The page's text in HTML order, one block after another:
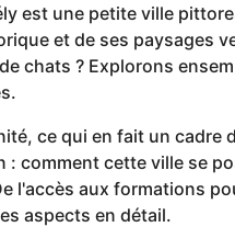
est une petite ville
et de ses paysages
chats ? Explorons
ce qui en fait un cadre
: comment cette ville se
l'accès aux formations
aspects en détail.